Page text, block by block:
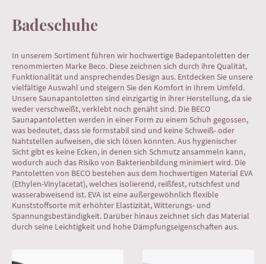
Badeschuhe
In unserem Sortiment führen wir hochwertige Badepantoletten der
renommierten Marke Beco. Diese zeichnen sich durch ihre Qualität,
Funktionalität und ansprechendes Design aus. Entdecken Sie unsere
vielfältige Auswahl und steigern Sie den Komfort in Ihrem Umfeld.
Unsere Saunapantoletten sind einzigartig in ihrer Herstellung, da sie
weder verschweißt, verklebt noch genäht sind. Die BECO
Saunapantoletten werden in einer Form zu einem Schuh gegossen,
was bedeutet, dass sie formstabil sind und keine Schweiß- oder
Nahtstellen aufweisen, die sich lösen könnten. Aus hygienischer
Sicht gibt es keine Ecken, in denen sich Schmutz ansammeln kann,
wodurch auch das Risiko von Bakterienbildung minimiert wird. Die
Pantoletten von BECO bestehen aus dem hochwertigen Material EVA
(Ethylen-Vinylacetat), welches isolierend, reißfest, rutschfest und
wasserabweisend ist. EVA ist eine außergewöhnlich flexible
Kunststoffsorte mit erhöhter Elastizität, Witterungs- und
Spannungsbeständigkeit. Darüber hinaus zeichnet sich das Material
durch seine Leichtigkeit und hohe Dämpfungseigenschaften aus.